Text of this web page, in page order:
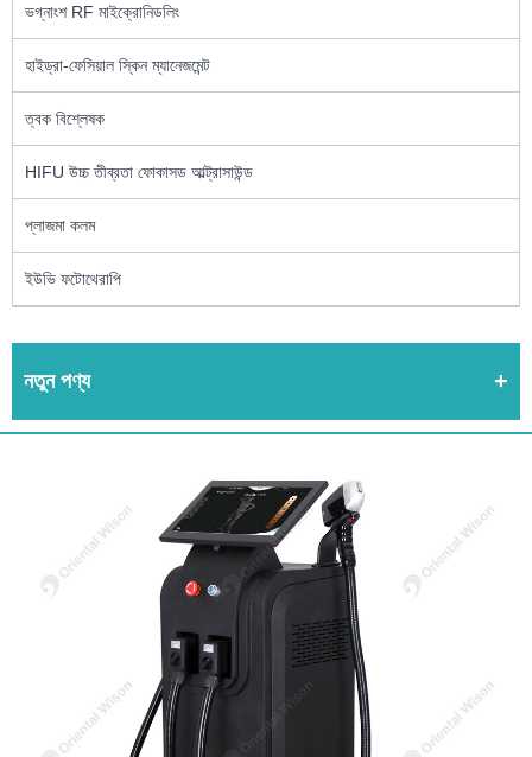
ভগ্নাংশ RF মাইক্রোনিডলিং
হাইড্রা-ফেসিয়াল স্কিন ম্যানেজমেন্ট
ত্বক বিশ্লেষক
HIFU উচ্চ তীব্রতা ফোকাসড আল্ট্রাসাউন্ড
প্লাজমা কলম
ইউভি ফটোথেরাপি
নতুন পণ্য